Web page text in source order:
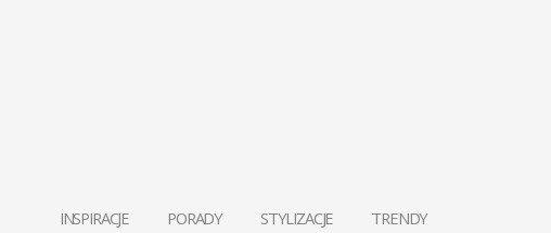
INSPIRACJE PORADY STYLIZACJE TRENDY